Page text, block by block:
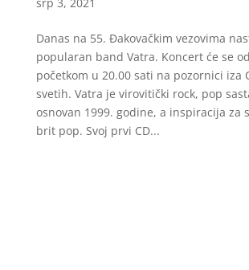
Danas na 55. Đakovačkim vezovima
popularan band Vatra. Koncert će se
početkom u 20.00 sati na pozornici iza
svetih. Vatra je virovitički rock, pop
osnovan 1999. godine, a inspiracija za
brit pop. Svoj prvi CD...